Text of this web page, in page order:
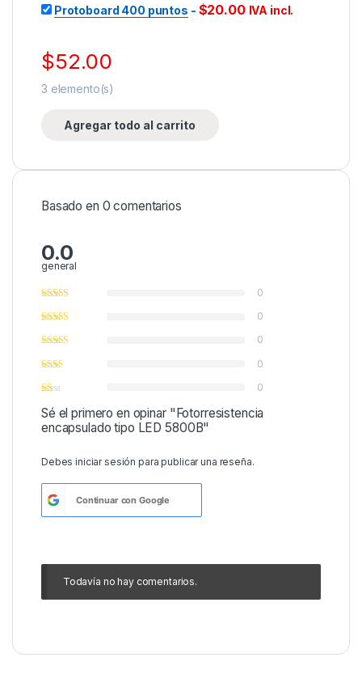
Protoboard 400 puntos - $20.00 IVA incl.
$52.00
3 elemento(s)
Agregar todo al carrito
Basado en 0 comentarios
0.0
general
0
0
0
0
0
Sé el primero en opinar "Fotorresistencia
encapsulado tipo LED 5800B"
Debesiniciar sesión para publicar una reseña.
Continuar conGoogle
Todavía no hay comentarios.